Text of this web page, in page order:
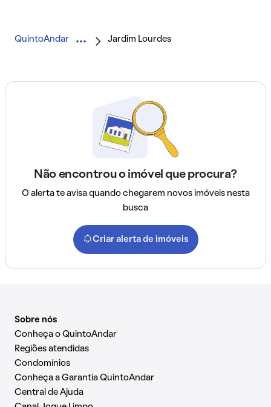
QuintoAndar Jardim Lourdes
Não encontrou o imóvel que procura?
O alerta te avisa quando chegarem novos imóveis nesta
busca
Criar alerta de imóveis
Sobre nós
Conheça o QuintoAndar
Regiões atendidas
Condomínios
Conheça a Garantia QuintoAndar
Central de Ajuda